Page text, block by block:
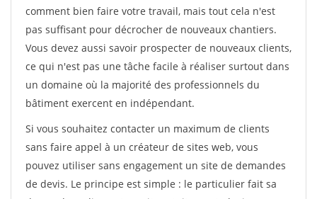
comment bien faire votre travail, mais tout cela n'est
pas suffisant pour décrocher de nouveaux chantiers.
Vous devez aussi savoir prospecter de nouveaux clients,
ce qui n'est pas une tâche facile à réaliser surtout dans
un domaine où la majorité des professionnels du
bâtiment exercent en indépendant.
Si vous souhaitez contacter un maximum de clients
sans faire appel à un créateur de sites web, vous
pouvez utiliser sans engagement un site de demandes
de devis. Le principe est simple : le particulier fait sa